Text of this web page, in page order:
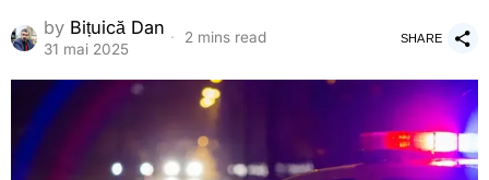
by Bițuică Dan
31 mai 2025
2 mins read SHARE